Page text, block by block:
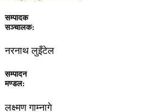
सम्पादक
सञ्चालक:
नरनाथ लुइँटेल
सम्पादन
मण्डल:
लक्ष्मण गाम्नागे